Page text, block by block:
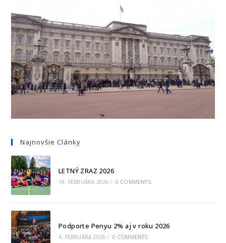
Najnovšie Clánky
LETNÝ ZRAZ 2026
18. FEBRUÁRA 2026 / 0 COMMENTS
Podporte Penyu 2% aj v roku 2026
4. FEBRUÁRA 2026 / 0 COMMENTS